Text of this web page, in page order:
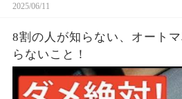
2025/06/11
8割の人が知らない、オート
らないこと！